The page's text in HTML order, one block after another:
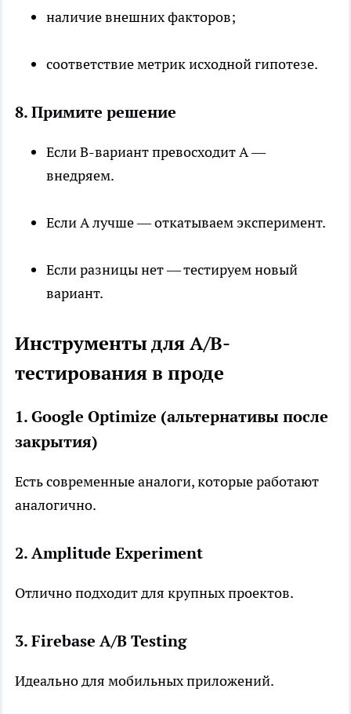
наличие внешних факторов;
соответствие метрик исходной гипотезе.
8. Примите решение
Если B-вариант превосходит A —
внедряем.
Если A лучше — откатываем эксперимент.
Если разницы нет — тестируем новый
вариант.
Инструменты для A/B-
тестирования в проде
1. Google Optimize (альтернативы после
закрытия)
Есть современные аналоги, которые работают
аналогично.
2. Amplitude Experiment
Отлично подходит для крупных проектов.
3. Firebase A/B Testing
Идеально для мобильных приложений.